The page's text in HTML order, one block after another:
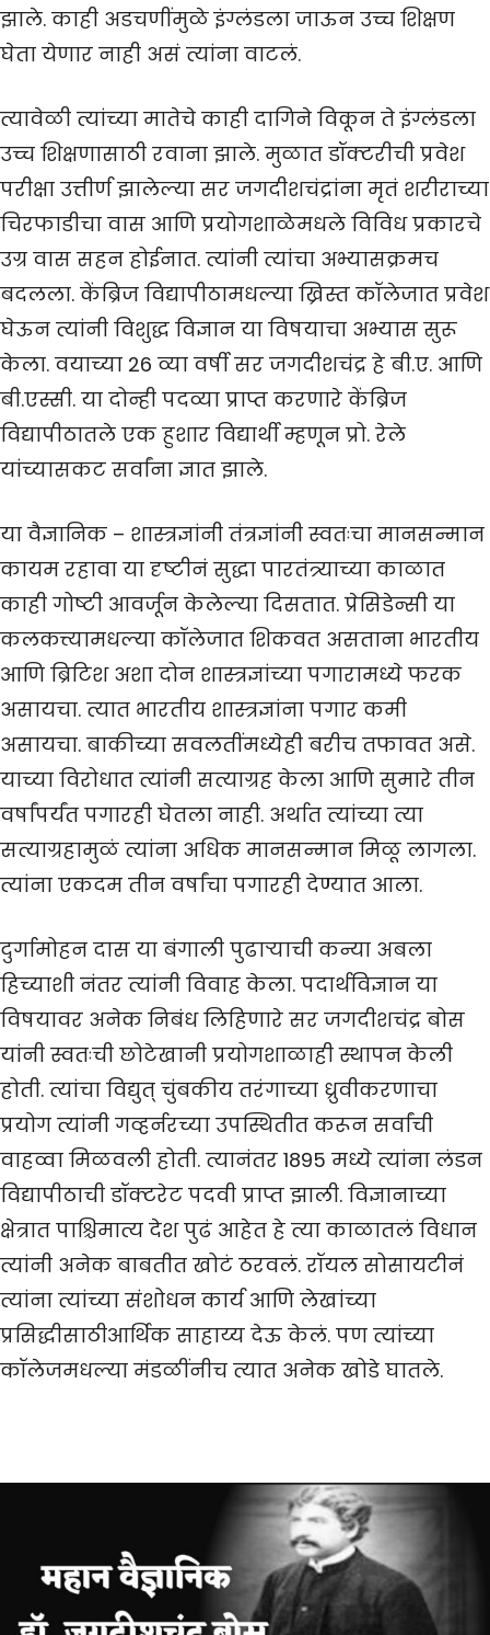
झाले. काही अडचणींमुळे इंग्लंडला जाऊन उच्च शिक्षण
घेता येणार नाही असं त्यांना वाटलं.
त्यावेळी त्यांच्या मातेचे काही दागिने विकून ते इंग्लंडला
उच्च शिक्षणासाठी रवाना झाले. मुळात डॉक्टरीची प्रवेश
परीक्षा उत्तीर्ण झालेल्या सर जगदीशचंद्रांना मृतं शरीराच्या
चिरफाडीचा वास आणि प्रयोगशाळेमधले विविध प्रकारचे
उग्र वास सहन होईनात. त्यांनी त्यांचा अभ्यासक्रमच
बदलला. केंब्रिज विद्यापीठामधल्या ख्रिस्त कॉलेजात प्रवेश
घेऊन त्यांनी विशुद्ध विज्ञान या विषयाचा अभ्यास सुरू
केला. वयाच्या 26 व्या वर्षी सर जगदीशचंद्र हे बी.ए. आणि
बी.एस्सी. या दोन्ही पदव्या प्राप्त करणारे केंब्रिज
विद्यापीठातले एक हुशार विद्यार्थी म्हणून प्रो. रेले
यांच्यासकट सर्वांना ज्ञात झाले.
या वैज्ञानिक – शास्त्रज्ञांनी तंत्रज्ञांनी स्वतःचा मानसन्मान
कायम रहावा या दृष्टीनं सुद्धा पारतंत्र्याच्या काळात
काही गोष्टी आवर्जून केलेल्या दिसतात. प्रेसिडेन्सी या
कलकत्त्यामधल्या कॉलेजात शिकवत असताना भारतीय
आणि ब्रिटिश अशा दोन शास्त्रज्ञांच्या पगारामध्ये फरक
असायचा. त्यात भारतीय शास्त्रज्ञांना पगार कमी
असायचा. बाकीच्या सवलतींमध्येही बरीच तफावत असे.
याच्या विरोधात त्यांनी सत्याग्रह केला आणि सुमारे तीन
वर्षांपर्यंत पगारही घेतला नाही. अर्थात त्यांच्या त्या
सत्याग्रहामुळं त्यांना अधिक मानसन्मान मिळू लागला.
त्यांना एकदम तीन वर्षांचा पगारही देण्यात आला.
दुर्गामोहन दास या बंगाली पुढाऱ्याची कन्या अबला
हिच्याशी नंतर त्यांनी विवाह केला. पदार्थविज्ञान या
विषयावर अनेक निबंध लिहिणारे सर जगदीशचंद्र बोस
यांनी स्वतःची छोटेखानी प्रयोगशाळाही स्थापन केली
होती. त्यांचा विद्युत् चुंबकीय तरंगाच्या ध्रुवीकरणाचा
प्रयोग त्यांनी गव्हर्नरच्या उपस्थितीत करून सर्वांची
वाहव्वा मिळवली होती. त्यानंतर 1895 मध्ये त्यांना लंडन
विद्यापीठाची डॉक्टरेट पदवी प्राप्त झाली. विज्ञानाच्या
क्षेत्रात पाश्चिमात्य देश पुढं आहेत हे त्या काळातलं विधान
त्यांनी अनेक बाबतीत खोटं ठरवलं. रॉयल सोसायटीनं
त्यांना त्यांच्या संशोधन कार्य आणि लेखांच्या
प्रसिद्धीसाठीआर्थिक साहाय्य देऊ केलं. पण त्यांच्या
कॉलेजमधल्या मंडळींनीच त्यात अनेक खोडे घातले.